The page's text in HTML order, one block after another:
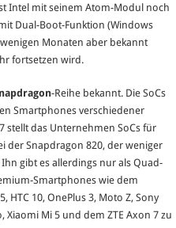
Intel mit seinem Atom-Modul noch
Dual-Boot-Funktion (Windows
Monaten aber bekannt
fortsetzen wird.
-Reihe bekannt. Die SoCs
Smartphones verschiedener
stellt das Unternehmen SoCs für
der Snapdragon 820, der weniger
gibt es allerdings nur als Quad-
Smartphones wie dem
HTC 10, OnePlus 3, Moto Z, Sony
Xiaomi Mi 5 und dem ZTE Axon 7 zu